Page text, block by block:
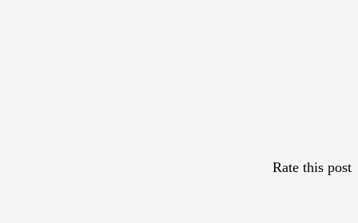
Rate this post